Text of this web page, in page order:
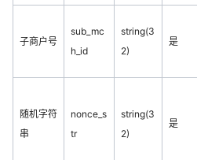
子商户号
sub_mc
h_id
string(3
2)
是
随机字符
串
nonce_s
tr
string(3
2)
是